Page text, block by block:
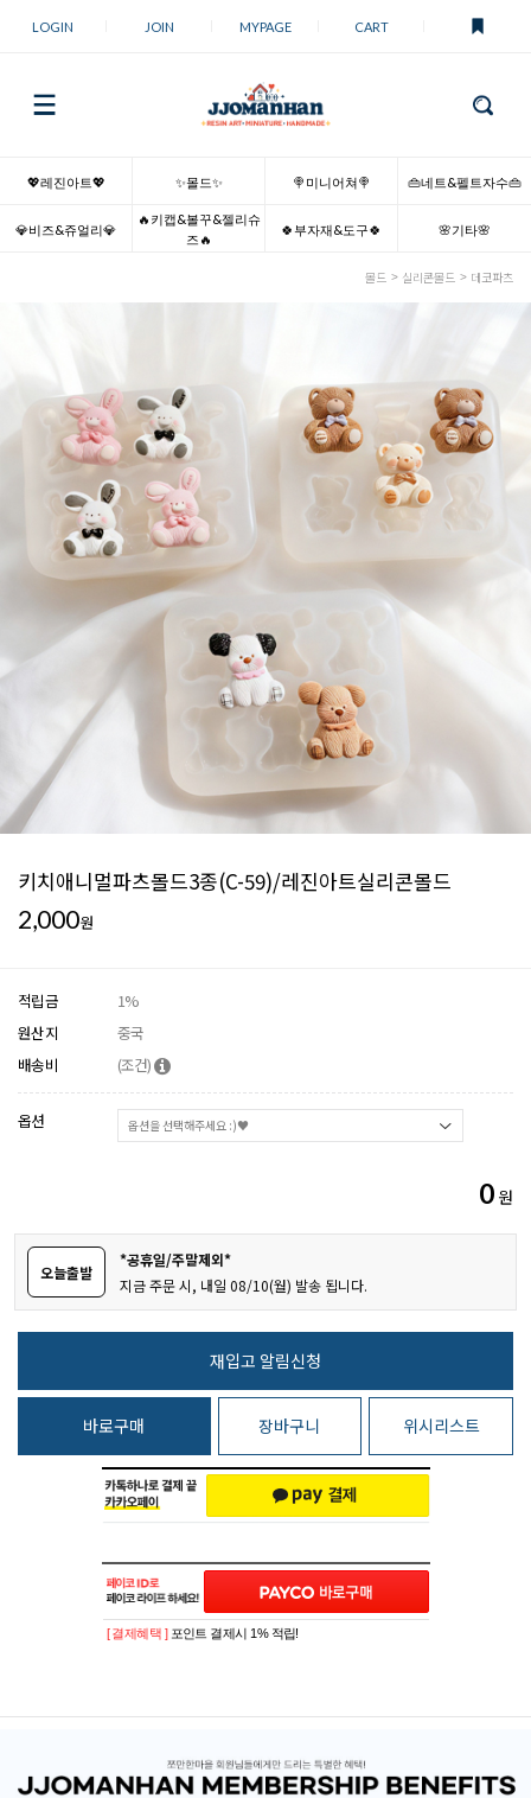
LOGIN JOIN MYPAGE CART
💖레진아트💖 ✨몰드✨ 🍭미니어쳐🍭 👜네트&펠트자수👜
💎비즈&쥬얼리💎
🔥키캡&볼꾸&젤리슈
즈🔥
🍀부자재&도구🍀 🌸기타🌸
몰드 실리콘몰드 데코파츠
키치애니멀파츠몰드3종(C-59)/레진아트실리콘몰드
2,000원
적립금
1%
원산지
중국
배송비
(조건)
옵션
0 원
오늘출발
*공휴일/주말제외*
지금 주문 시, 내일 08/10(월) 발송 됩니다.
바로구매 장바구니 위시리스트
[ 결제혜택 ] 포인트 결제시 1% 적립!